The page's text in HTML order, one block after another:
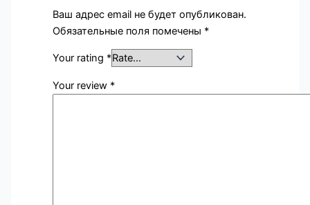
Ваш адрес email не будет опубликован.
Обязательные поля помечены *
Your rating *
Your review *